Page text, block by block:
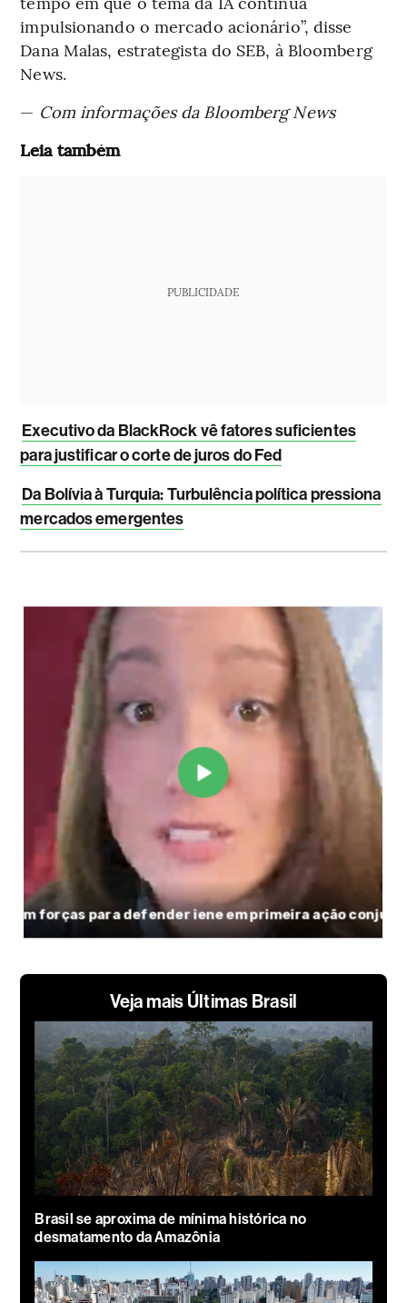
impulsionando o mercado acionário”, disse
Dana Malas, estrategista do SEB, à Bloomberg
News.
— Com informações da Bloomberg News
Leia também
PUBLICIDADE
Executivo da BlackRock vê fatores suficientes
para justificar o corte de juros do Fed
Da Bolívia à Turquia: Turbulência política pressiona
mercados emergentes
Veja mais Últimas Brasil
Brasil se aproxima de mínima histórica no
desmatamento da Amazônia